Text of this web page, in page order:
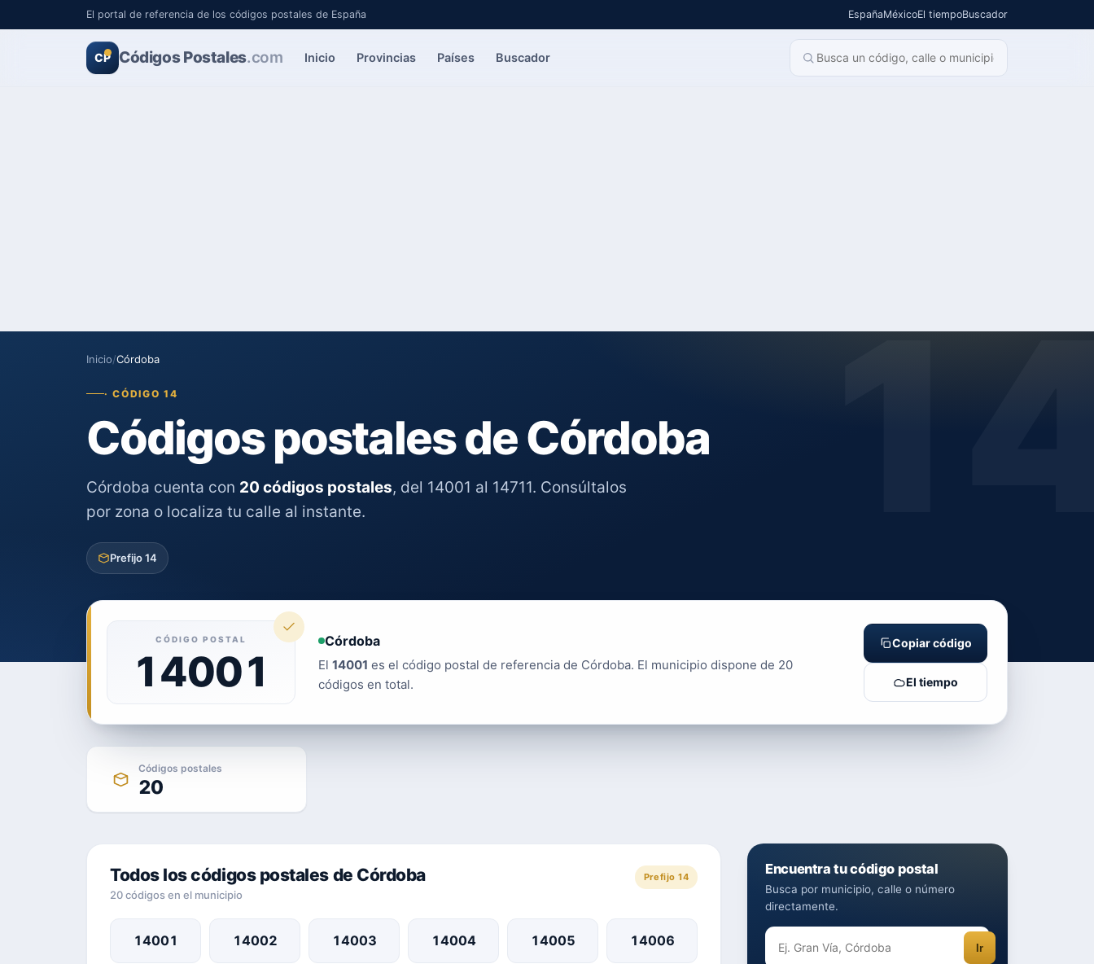
El portal de referencia de los códigos postales de España EspañaMéxicoEl tiempoBuscador
CP Códigos Postales.com Inicio Provincias Países Buscador
Inicio/Córdoba
· CÓDIGO 14
Códigos postales de Córdoba
Córdoba cuenta con 20 códigos postales, del 14001 al 14711. Consúltalos
por zona o localiza tu calle al instante.
Prefijo 14
CÓDIGO POSTAL
14001
Córdoba
El 14001 es el código postal de referencia de Córdoba. El municipio dispone de 20
códigos en total.
Copiar código
El tiempo
Códigos postales
20
Todos los códigos postales de Córdoba
20 códigos en el municipio
Prefijo 14
14001 14002 14003 14004 14005 14006
Encuentra tu código postal
Busca por municipio, calle o número
directamente.
Ir